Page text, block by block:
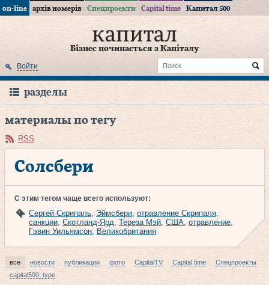
on-line архів номерів Спецпроекти Capital time Капитал 500
Бізнес починається з Капіталу
Войти
разделы
материалы по тегу
RSS
Солсбери
С этим тегом чаще всего используют:
Сергей Скрипаль, Эймсбери, отравление Скрипаля,
санкции, Скотланд-Ярд, Тереза Мэй, США, отравление,
Гэвин Уильямсон, Великобритания
все новости публикации фото CapitalTV Capital time
Спецпроекты
capital500_type